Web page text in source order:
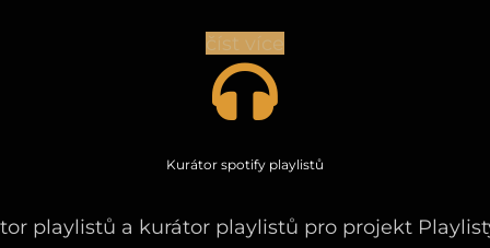
číst více
Kurátor spotify playlistů
playlistů a kurátor playlistů pro projekt